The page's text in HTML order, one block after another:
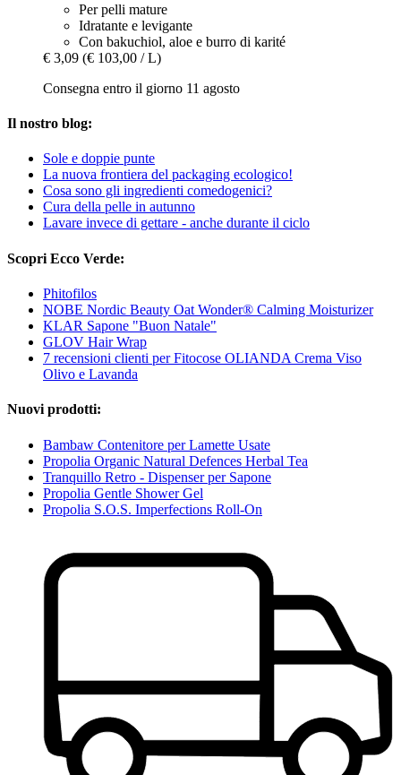
Per pelli mature
Idratante e levigante
Con bakuchiol, aloe e burro di karité
€ 3,09 (€ 103,00 / L)
Consegna entro il giorno 11 agosto
Il nostro blog:
Sole e doppie punte
La nuova frontiera del packaging ecologico!
Cosa sono gli ingredienti comedogenici?
Cura della pelle in autunno
Lavare invece di gettare - anche durante il ciclo
Scopri Ecco Verde:
Phitofilos
NOBE Nordic Beauty Oat Wonder® Calming Moisturizer
KLAR Sapone "Buon Natale"
GLOV Hair Wrap
7 recensioni clienti per Fitocose OLIANDA Crema Viso
Olivo e Lavanda
Nuovi prodotti:
Bambaw Contenitore per Lamette Usate
Propolia Organic Natural Defences Herbal Tea
Tranquillo Retro - Dispenser per Sapone
Propolia Gentle Shower Gel
Propolia S.O.S. Imperfections Roll-On